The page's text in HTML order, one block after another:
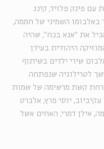
פינק פלויד, קינג
באלבומו השמיני של חממה,
את "אנא בכח", שהיה
היהודית בעידן
שירי ילדים בשיתוף
לטרילוגיה שנפתחה
קשת מרשימה של שמות
יוסי פרץ, אלברט
אילן דמרי, האחים אשל